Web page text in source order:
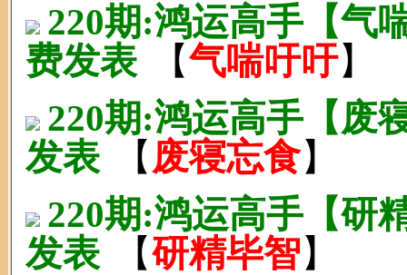
220期:鸿运高手【
费发表
【气喘吁吁】
220期:鸿运高手【废
发表
【 废寝忘食】
220期:鸿运高手【
发表
【研精毕智】